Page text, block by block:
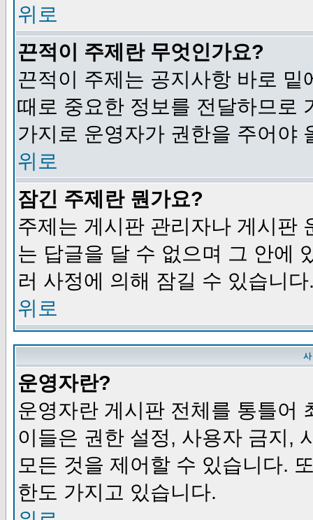
위로
끈적이 주제란 무엇인가요?
끈적이 주제는 공지사항 바로
때로 중요한 정보를 전달하므로
가지로 운영자가 권한을 주어야
위로
잠긴 주제란 뭔가요?
주제는 게시판 관리자나 게시판
는 답글을 달 수 없으며 그 안에
러 사정에 의해 잠길 수 있습니다
위로
운영자란?
운영자란 게시판 전체를 통틀어
이들은 권한 설정, 사용자 금지,
모든 것을 제어할 수 있습니다.
한도 가지고 있습니다.